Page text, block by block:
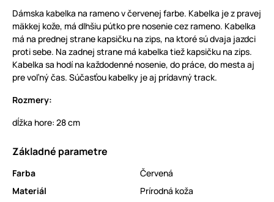
Dámska kabelka na rameno v červenej farbe. Kabelka je z pravej
mäkkej kože, má dlhšiu pútko pre nosenie cez rameno. Kabelka
má na prednej strane kapsičku na zips, na ktoré sú dvaja jazdci
proti sebe. Na zadnej strane má kabelka tiež kapsičku na zips.
Kabelka sa hodí na každodenné nosenie, do práce, do mesta aj
pre voľný čas. Súčasťou kabelky je aj prídavný track.
Rozmery:
dĺžka hore: 28 cm
Základné parametre
Farba
Červená
Materiál
Prírodná koža